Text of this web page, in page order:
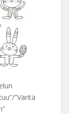
”Väritä